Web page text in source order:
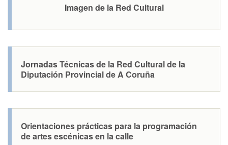
Imagen de la Red Cultural
Jornadas Técnicas de la Red Cultural de la
Diputación Provincial de A Coruña
Orientaciones prácticas para la programación
de artes escénicas en la calle